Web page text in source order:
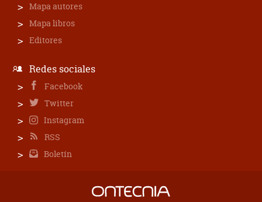
Mapa autores
Mapa libros
Editores
Redes sociales
Facebook
Twitter
Instagram
RSS
Boletín